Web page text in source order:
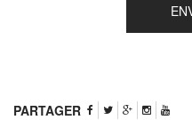
PARTAGER